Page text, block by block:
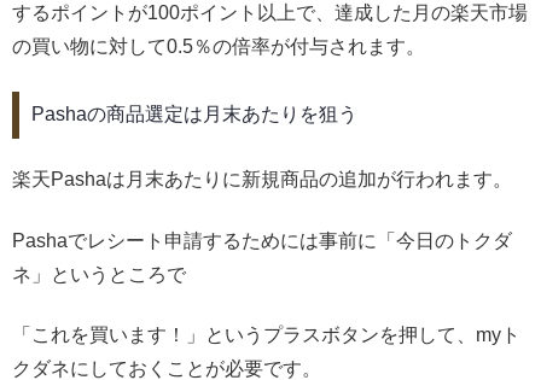
するポイントが100ポイント以上で、達成した月の楽天市場
の買い物に対して0.5％の倍率が付与されます。
Pashaの商品選定は月末あたりを狙う
楽天Pashaは月末あたりに新規商品の追加が行われます。
Pashaでレシート申請するためには事前に「今日のトクダ
ネ」というところで
「これを買います！」というプラスボタンを押して、myト
クダネにしておくことが必要です。